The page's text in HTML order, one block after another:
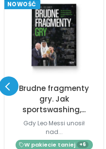
NOWOŚĆ
Brudne fragmenty
gry. Jak
sportswashing,...
Gdy Leo Messi unosił
nad...
W pakiecie taniej +6